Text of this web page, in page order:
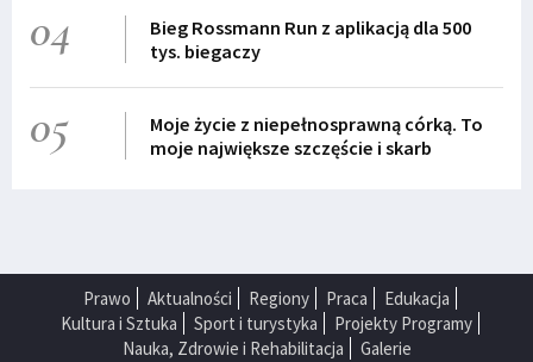
04
Bieg Rossmann Run z aplikacją dla 500
tys. biegaczy
05
Moje życie z niepełnosprawną córką. To
moje największe szczęście i skarb
Prawo Aktualności Regiony Praca
Edukacja
Kultura i Sztuka
Sport i turystyka
Projekty Programy
Nauka, Zdrowie i Rehabilitacja
Galerie